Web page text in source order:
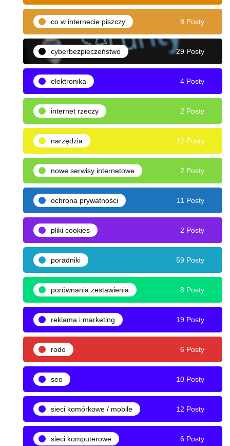
co w internecie piszczy 8 Posty
cyberbezpieczeństwo 29 Posty
elektronika 4 Posty
internet rzeczy 2 Posty
narzędzia 12 Posty
nowe serwisy internetowe 2 Posty
ochrona prywatności 11 Posty
pliki cookies 2 Posty
poradniki 59 Posty
porównania zestawienia 8 Posty
reklama i marketing 19 Posty
rodo 6 Posty
seo 10 Posty
sieci komórkowe / mobile 12 Posty
sieci komputerowe 6 Posty